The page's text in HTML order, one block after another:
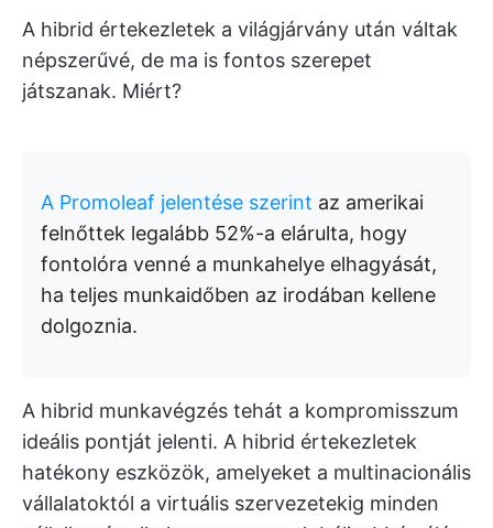
A hibrid értekezletek a világjárvány után váltak
népszerűvé, de ma is fontos szerepet
játszanak. Miért?
A Promoleaf jelentése szerint az amerikai
felnőttek legalább 52%-a elárulta, hogy
fontolóra venné a munkahelye elhagyását,
ha teljes munkaidőben az irodában kellene
dolgoznia.
A hibrid munkavégzés tehát a kompromisszum
ideális pontját jelenti. A hibrid értekezletek
hatékony eszközök, amelyeket a multinacionális
vállalatoktól a virtuális szervezetekig minden